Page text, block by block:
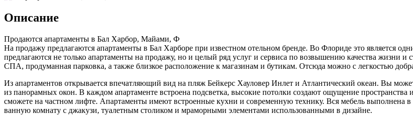
Описание
Продаются апартаменты в Бал Харбор, Майами, Ф
На продажу предлагаются апартаменты в Бал Харборе при известном отельном бренде. Во Флориде это является
предлагаются не только апартаменты на продажу, но и целый ряд услуг и сервиса по возвышению качества жизни
СПА, продуманная парковка, а также близкое расположение к магазинам и бутикам. Отсюда можно с легкостью
Из апартаментов открывается впечатляющий вид на пляж Бейкерс Хауловер Инлет и Атлантический океан. Вы
из панорамных окон. В каждом апартаменте встроена подсветка, высокие потолки создают ощущение
сможете на частном лифте. Апартаменты имеют встроенные кухни и современную технику. Вся мебель выполнена в
ванную комнату с джакузи, туалетным столиком и мраморными элементами использованными в дизайне.